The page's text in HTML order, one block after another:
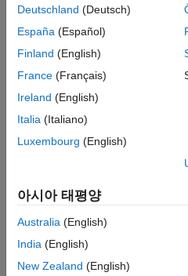
IEC Certification Kit
MATLAB Coder
Model Predictive Control Toolbox
Motor Control Blockset
Predictive Maintenance Toolbox
Raspberry Pi Blockset
Reinforcement Learning Toolbox
Simulink Code Inspector
Simulink Coder
Simulink Control Design
Simulink Design Optimization
Deutschland (Deutsch)
España (Español)
Finland (English)
France (Français)
Ireland (English)
Italia (Italiano)
Luxembourg (English)
아시아 태평양
Australia (English)
India (English)
New Zealand (English)
애플리케이션 상태
© 1994-2026 The MathWorks,